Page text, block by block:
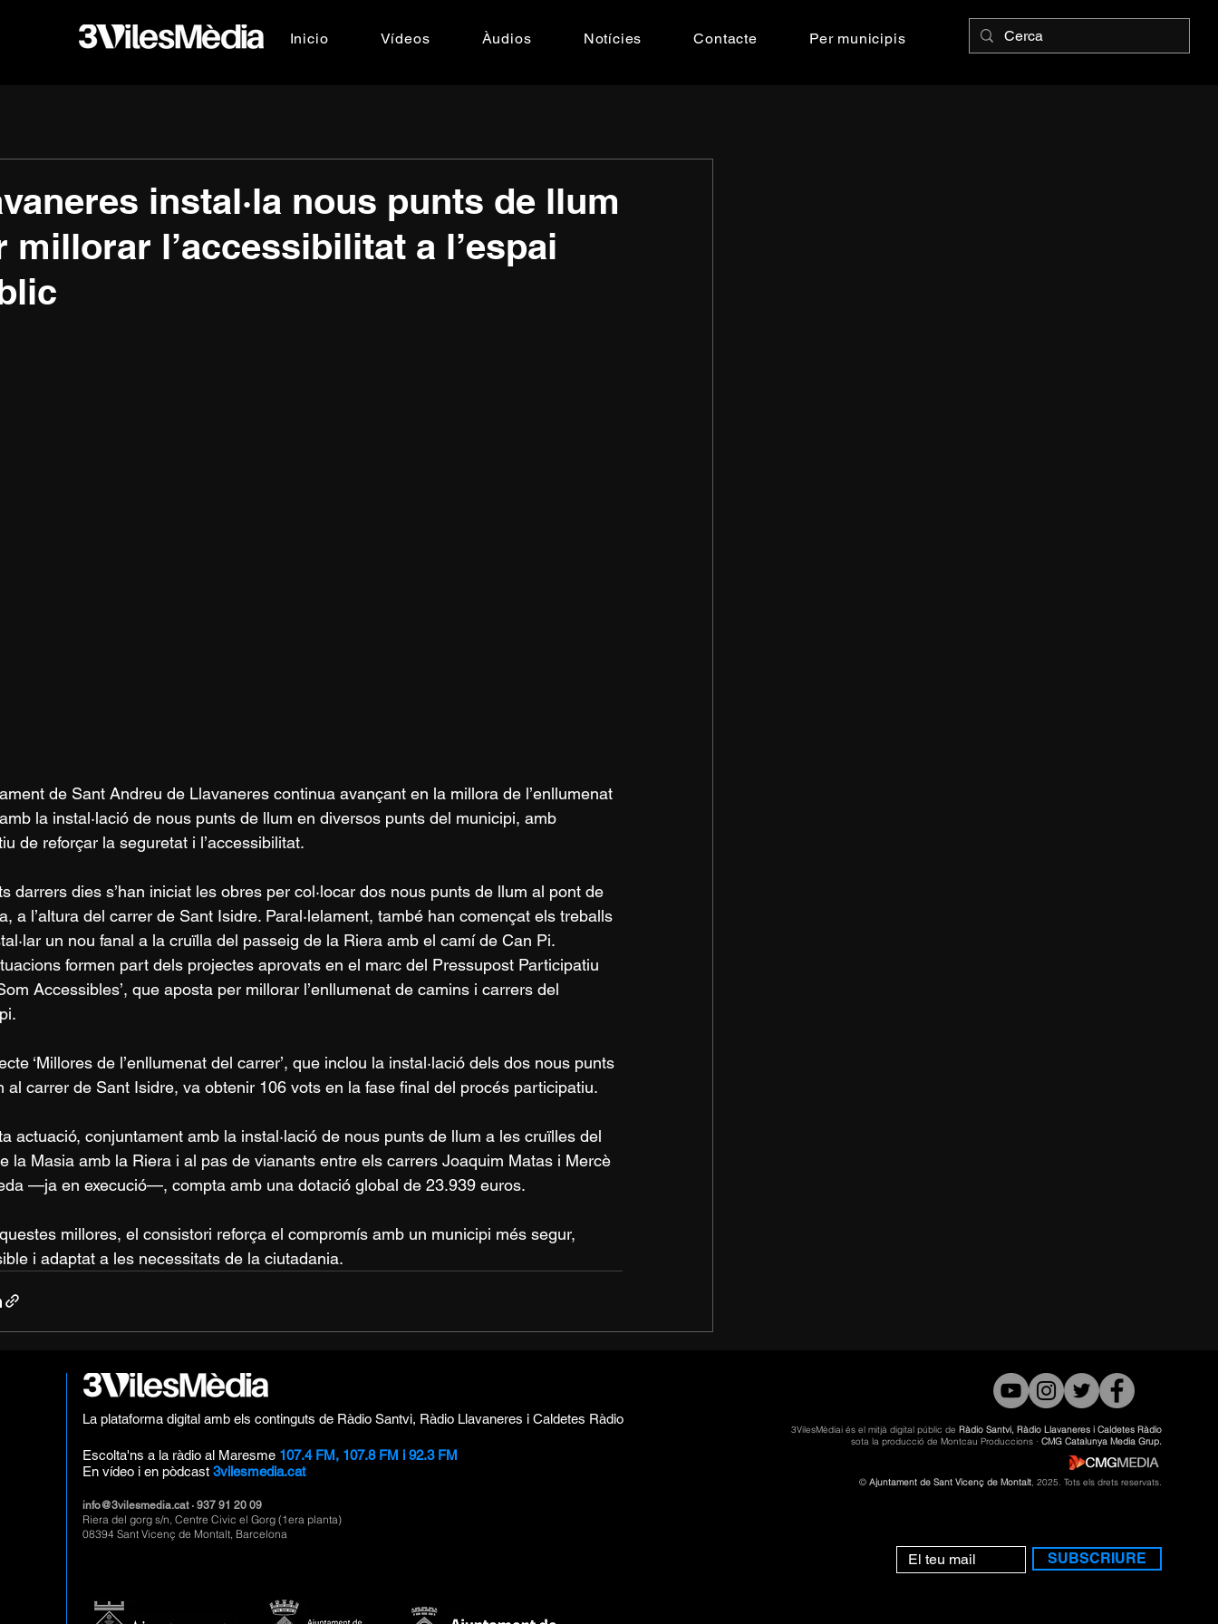
Inicio Vídeos Àudios Notícies Contacte Per municipis
instal·la nous punts de llum
millorar l’accessibilitat a l’espai
de Sant Andreu de Llavaneres continua avançant en la millora de l’enllumenat
la instal·lació de nous punts de llum en diversos punts del municipi, amb
de reforçar la seguretat i l’accessibilitat.
darrers dies s’han iniciat les obres per col·locar dos nous punts de llum al pont de
a l’altura del carrer de Sant Isidre. Paral·lelament, també han començat els treballs
un nou fanal a la cruïlla del passeig de la Riera amb el camí de Can Pi.
formen part dels projectes aprovats en el marc del Pressupost Participatiu
Accessibles’, que aposta per millorar l’enllumenat de camins i carrers del
‘Millores de l’enllumenat del carrer’, que inclou la instal·lació dels dos nous punts
al carrer de Sant Isidre, va obtenir 106 vots en la fase final del procés participatiu.
actuació, conjuntament amb la instal·lació de nous punts de llum a les cruïlles del
la Masia amb la Riera i al pas de vianants entre els carrers Joaquim Matas i Mercè
—ja en execució—, compta amb una dotació global de 23.939 euros.
millores, el consistori reforça el compromís amb un municipi més segur,
i adaptat a les necessitats de la ciutadania.
La plataforma digital amb els continguts de Ràdio Santvi, Ràdio Llavaneres i Caldetes Ràdio
Escolta'ns a la ràdio al Maresme 107.4 FM, 107.8 FM i 92.3 FM
En vídeo i en pòdcast 3vilesmedia.cat
info@3vilesmedia.cat· 937 91 20 09
Riera del gorg s/n, Centre Civic el Gorg (1era planta)
08394 Sant Vicenç de Montalt, Barcelona
3VilesMèdiai és el mitjà digital públic de Ràdio Santvi, Ràdio Llavaneres i Caldetes Ràdio
sota la producció de Montcau Produccions · CMG Catalunya Media Grup.
© Ajuntament de Sant Vicenç de Montalt, 2025. Tots els drets reservats.
SUBSCRIURE